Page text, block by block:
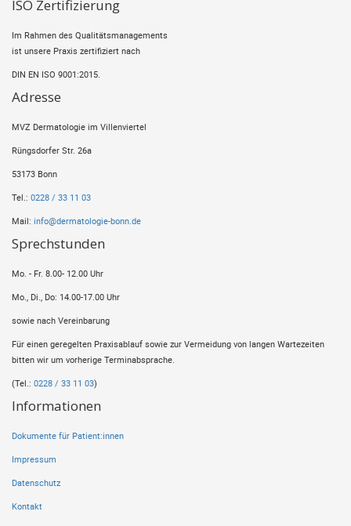
ISO Zertifizierung
Im Rahmen des Qualitätsmanagements
ist unsere Praxis zertifiziert nach
DIN EN ISO 9001:2015.
Adresse
MVZ Dermatologie im Villenviertel
Rüngsdorfer Str. 26a
53173 Bonn
Tel.: 0228 / 33 11 03
Mail: info@dermatologie-bonn.de
Sprechstunden
Mo. - Fr. 8.00- 12.00 Uhr
Mo., Di., Do: 14.00-17.00 Uhr
sowie nach Vereinbarung
Für einen geregelten Praxisablauf sowie zur Vermeidung von langen Wartezeiten
bitten wir um vorherige Terminabsprache.
(Tel.: 0228 / 33 11 03)
Informationen
Dokumente für Patient:innen
Impressum
Datenschutz
Kontakt